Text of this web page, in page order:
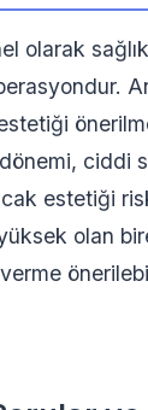
olarak
ciddi
estetiği
olan